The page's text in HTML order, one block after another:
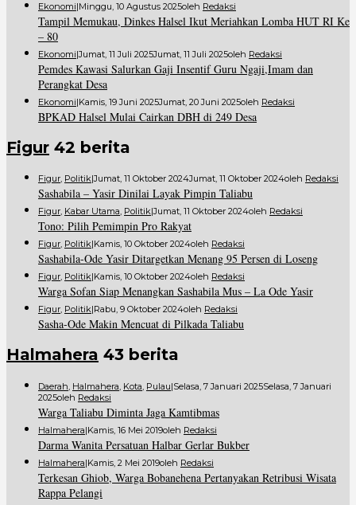
Ekonomi|Minggu, 10 Agustus 2025Oleh Redaksi
Tampil Memukau, Dinkes Halsel Ikut Meriahkan Lomba HUT RI Ke
– 80
Ekonomi|Jumat, 11 Juli 2025Jumat, 11 Juli 2025Oleh Redaksi
Pemdes Kawasi Salurkan Gaji Insentif Guru Ngaji,Imam dan
Perangkat Desa
Ekonomi|Kamis, 19 Juni 2025Jumat, 20 Juni 2025Oleh Redaksi
BPKAD Halsel Mulai Cairkan DBH di 249 Desa
Figur 42 berita
Figur, Politik|Jumat, 11 Oktober 2024Jumat, 11 Oktober 2024Oleh Redaksi
Sashabila – Yasir Dinilai Layak Pimpin Taliabu
Figur, Kabar Utama, Politik|Jumat, 11 Oktober 2024Oleh Redaksi
Tono: Pilih Pemimpin Pro Rakyat
Figur, Politik|Kamis, 10 Oktober 2024Oleh Redaksi
Sashabila-Ode Yasir Ditargetkan Menang 95 Persen di Loseng
Figur, Politik|Kamis, 10 Oktober 2024Oleh Redaksi
Warga Sofan Siap Menangkan Sashabila Mus – La Ode Yasir
Figur, Politik|Rabu, 9 Oktober 2024Oleh Redaksi
Sasha-Ode Makin Mencuat di Pilkada Taliabu
Halmahera 43 berita
Daerah Halmahera Kota Pulau|Selasa, 7 Januari 2025Selasa, 7 Januari
2025Oleh Redaksi
Warga Taliabu Diminta Jaga Kamtibmas
Halmahera|Kamis, 16 Mei 2019Oleh Redaksi
Darma Wanita Persatuan Halbar Gerlar Bukber
Halmahera|Kamis, 2 Mei 2019Oleh Redaksi
Terkesan Ghiob, Warga Bobanehena Pertanyakan Retribusi Wisata
Rappa Pelangi